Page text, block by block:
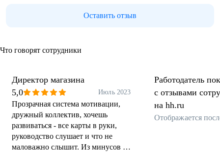
Оставить отзыв
Что говорят сотрудники
Директор магазина
5,0
Июль 2023
Прозрачная система мотивации,
дружный коллектив, хочешь
развиваться - все карты в руки,
руководство слушает и что не
маловажно слышит. Из минусов -
Работодатель
с отзывами
на hh.ru
Отображается